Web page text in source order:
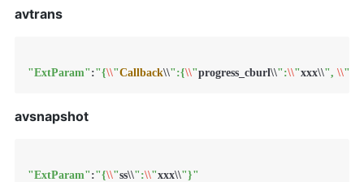
avtrans
"ExtParam":"{\\"Callback\\":{\\"progress_cburl\\":\\"xxx\\", \\"
avsnapshot
"ExtParam":"{\\"ss\\":\\"xxx\\"}"